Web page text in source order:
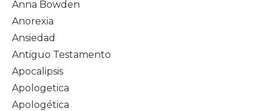
Anna Bowden
Anorexia
Ansiedad
Antiguo Testamento
Apocalipsis
Apologetica
Apologética